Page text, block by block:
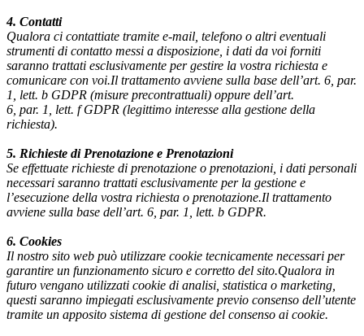
4. Contatti
Qualora ci contattiate tramite e-mail, telefono o altri eventuali
strumenti di contatto messi a disposizione, i dati da voi forniti
saranno trattati esclusivamente per gestire la vostra richiesta e
comunicare con voi.Il trattamento avviene sulla base dell’art. 6, par.
1, lett. b GDPR (misure precontrattuali) oppure dell’art.
6, par. 1, lett. f GDPR (legittimo interesse alla gestione della
richiesta).
5. Richieste di Prenotazione e Prenotazioni
Se effettuate richieste di prenotazione o prenotazioni, i dati personali
necessari saranno trattati esclusivamente per la gestione e
l’esecuzione della vostra richiesta o prenotazione.Il trattamento
avviene sulla base dell’art. 6, par. 1, lett. b GDPR.
6. Cookies
Il nostro sito web può utilizzare cookie tecnicamente necessari per
garantire un funzionamento sicuro e corretto del sito.Qualora in
futuro vengano utilizzati cookie di analisi, statistica o marketing,
questi saranno impiegati esclusivamente previo consenso dell’utente
tramite un apposito sistema di gestione del consenso ai cookie.